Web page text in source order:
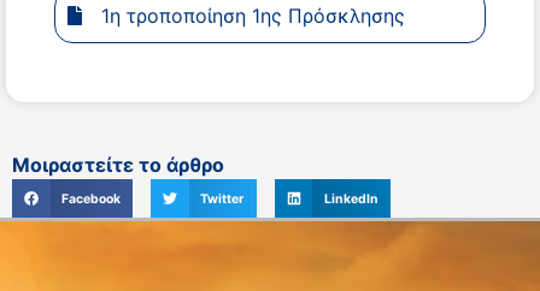
1η τροποποίηση 1ης Πρόσκλησης
Μοιραστείτε το άρθρο
Facebook Twitter LinkedIn